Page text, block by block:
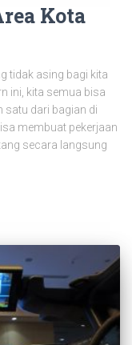
Kota
tidak asing bagi kita
ini, kita semua bisa
satu dari bagian di
membuat pekerjaan
secara langsung